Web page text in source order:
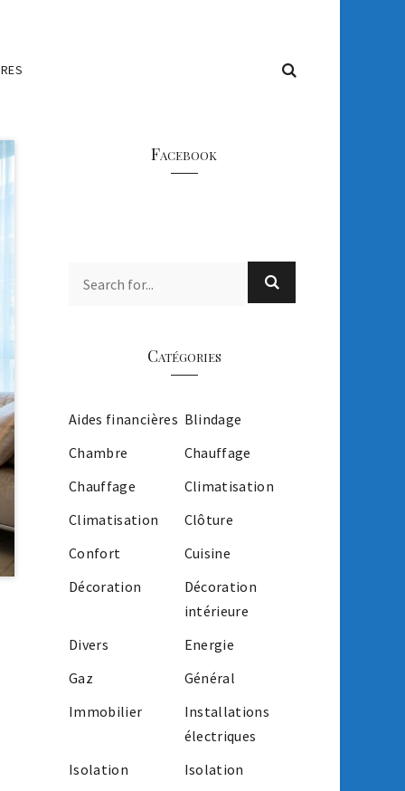
Facebook
Catégories
Aides financières Blindage
Chambre
Chauffage
Chauffage
Climatisation
Climatisation
Clôture
Confort
Cuisine
Décoration
Décoration
intérieure
Divers
Energie
Gaz
Général
Immobilier
Installations
électriques
Isolation
Isolation